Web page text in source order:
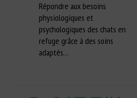
Répondre aux besoins
physiologiques et
psychologiques des chats en
refuge grâce à des soins
adaptés…